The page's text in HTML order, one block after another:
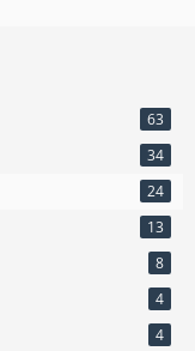
63
34
24
13
8
4
4